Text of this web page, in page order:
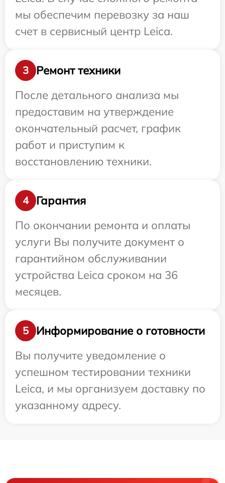
мы обеспечим перевозку за наш
счет в сервисный центр Leica.
3
Ремонт техники
После детального анализа мы
предоставим на утверждение
окончательный расчет, график
работ и приступим к
восстановлению техники.
4
Гарантия
По окончании ремонта и оплаты
услуги Вы получите документ о
гарантийном обслуживании
устройства Leica сроком на 36
месяцев.
5
Информирование о готовности
Вы получите уведомление о
успешном тестировании техники
Leica, и мы организуем доставку по
указанному адресу.